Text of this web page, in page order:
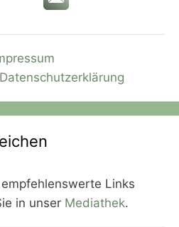
Datenschutzerklärung
Links
in unser Mediathek.